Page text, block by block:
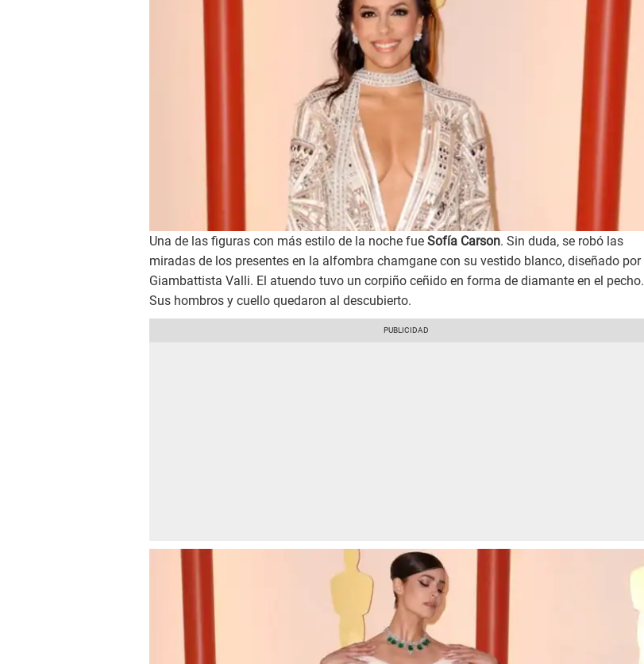
Una de las figuras con más estilo de la noche fue Sofía Carson. Sin duda, se robó las
miradas de los presentes en la alfombra chamgane con su vestido blanco, diseñado por
Giambattista Valli. El atuendo tuvo un corpiño ceñido en forma de diamante en el pecho.
Sus hombros y cuello quedaron al descubierto.